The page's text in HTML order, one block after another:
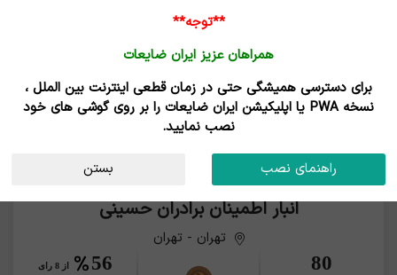
انبار اطمینان برادران حسینی
تهران - تهران
80
56 از 8 رای
**توجه**
همراهان عزیز ایران ضایعات
برای دسترسی همیشگی حتی در زمان قطعی اینترنت بین الملل ،
نسخه PWA یا اپلیکیشن ایران ضایعات را بر روی گوشی های خود
نصب نمایید.
راهنمای نصب بستن